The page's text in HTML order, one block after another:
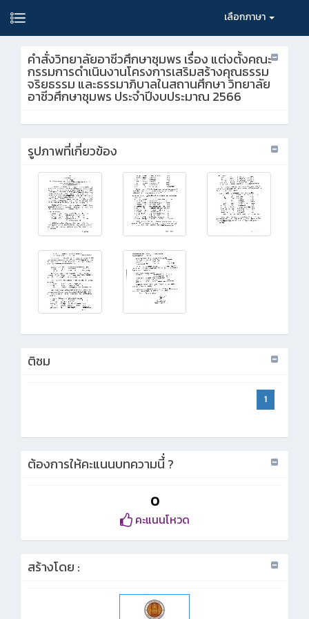
เลือกภาษา
คำสั่งวิทยาลัยอาชีวศึกษาชุมพร เรื่อง แต่งตั้งคณะ
กรรมการดำเนินงานโครงการเสริมสร้างคุณธรรม
จริยธรรม และธรรมาภิบาลในสถานศึกษา วิทยาลัย
อาชีวศึกษาชุมพร ประจำปีงบประมาณ 2566
รูปภาพที่เกี่ยวข้อง
ติชม
1
ต้องการให้คะแนนบทความนี้่ ?
0
คะแนนโหวด
สร้างโดย :